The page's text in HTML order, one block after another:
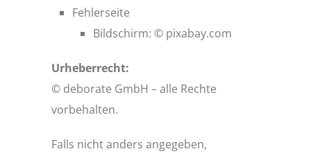
Fehlerseite
Bildschirm: © pixabay.com
Urheberrecht:
© deborate GmbH – alle Rechte
vorbehalten.
Falls nicht anders angegeben,